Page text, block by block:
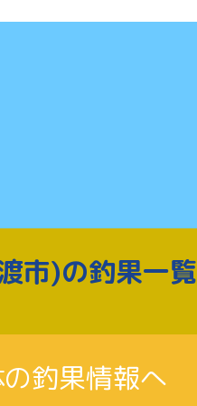
市)の釣果一覧
釣果情報へ